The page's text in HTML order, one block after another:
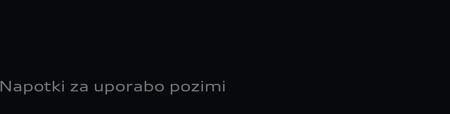
Napotki za uporabo pozimi